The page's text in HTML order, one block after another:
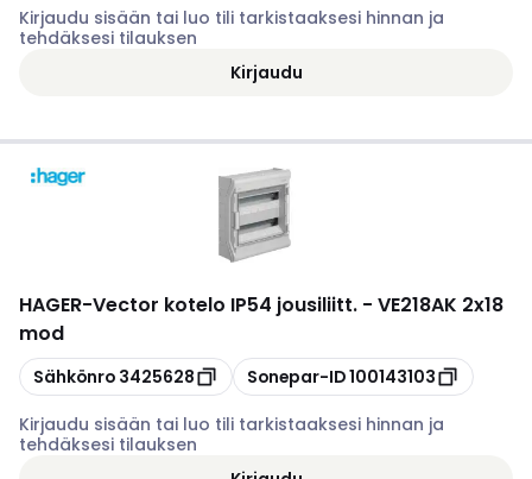
Kirjaudu sisään tai luo tili tarkistaaksesi hinnan ja
tehdäksesi tilauksen
Kirjaudu
HAGER-Vector kotelo IP54 jousiliitt. - VE218AK 2x18
mod
Kopioi
Sähkönro 3425628 Kopioi
Sonepar-ID100143103
Kirjaudu sisään tai luo tili tarkistaaksesi hinnan ja
tehdäksesi tilauksen